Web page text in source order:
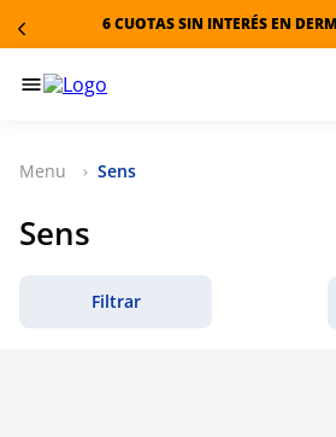
6 CUOTAS SIN INTERÉS EN
Sens
Sens
Filtrar